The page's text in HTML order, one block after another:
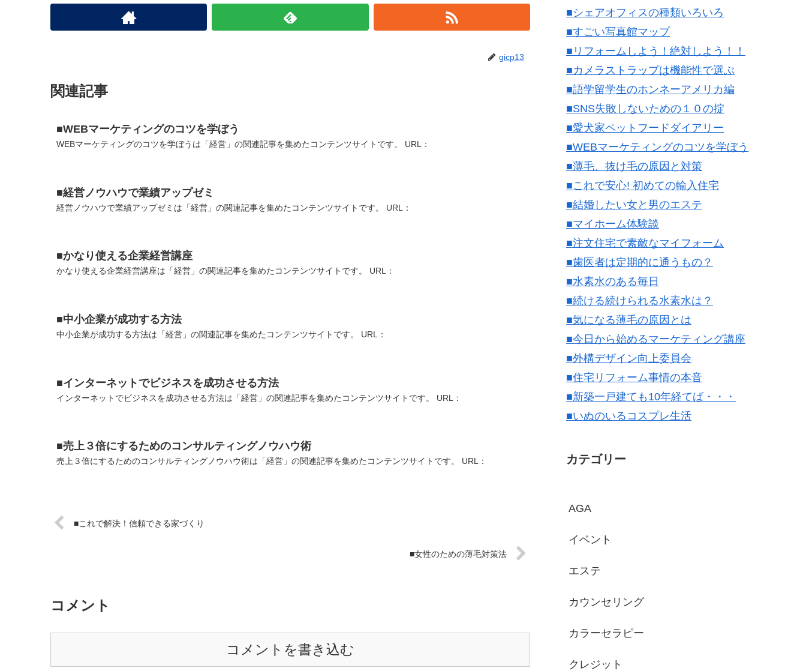
gicp13
関連記事
■WEBマーケティングのコツを学ぼう
WEBマーケティングのコツを学ぼうは「経営」の関連記事を集めたコンテンツサイトです。 URL：
■経営ノウハウで業績アップゼミ
経営ノウハウで業績アップゼミは「経営」の関連記事を集めたコンテンツサイトです。 URL：
■かなり使える企業経営講座
かなり使える企業経営講座は「経営」の関連記事を集めたコンテンツサイトです。 URL：
■中小企業が成功する方法
中小企業が成功する方法は「経営」の関連記事を集めたコンテンツサイトです。 URL：
■インターネットでビジネスを成功させる方法
インターネットでビジネスを成功させる方法は「経営」の関連記事を集めたコンテンツサイトです。 URL：
■売上３倍にするためのコンサルティングノウハウ術
売上３倍にするためのコンサルティングノウハウ術は「経営」の関連記事を集めたコンテンツサイトです。 URL：
■これで解決！信頼できる家づくり
■女性のための薄毛対策法
コメント
コメントを書き込む
■シェアオフィスの種類いろいろ
■すごい写真館マップ
■リフォームしよう！絶対しよう！！
■カメラストラップは機能性で選ぶ
■語学留学生のホンネーアメリカ編
■SNS失敗しないための１０の掟
■愛犬家ペットフードダイアリー
■WEBマーケティングのコツを学ぼう
■薄毛、抜け毛の原因と対策
■これで安心! 初めての輸入住宅
■結婚したい女と男のエステ
■マイホーム体験談
■注文住宅で素敵なマイフォーム
■歯医者は定期的に通うもの？
■水素水のある毎日
■続ける続けられる水素水は？
■気になる薄毛の原因とは
■今日から始めるマーケティング講座
■外構デザイン向上委員会
■住宅リフォーム事情の本音
■新築一戸建ても10年経てば・・・
■いぬのいるコスプレ生活
カテゴリー
AGA
イベント
エステ
カウンセリング
カラーセラピー
クレジット